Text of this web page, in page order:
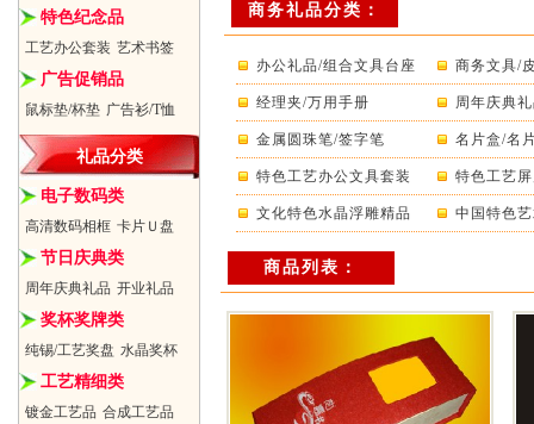
特色纪念品
工艺办公套装 艺术书签
广告促销品
鼠标垫/杯垫 广告衫/T恤
礼品分类
电子数码类
高清数码相框 卡片Ｕ盘
节日庆典类
周年庆典礼品 开业礼品
奖杯奖牌类
纯锡/工艺奖盘 水晶奖杯
工艺精细类
镀金工艺品 合成工艺品
商务礼品分类：
办公礼品/组合文具台座 商务文具/
经理夹/万用手册 周年庆典
金属圆珠笔/签字笔 名片盒/名
特色工艺办公文具套装 特色工艺
文化特色水晶浮雕精品 中国特色
商品列表：